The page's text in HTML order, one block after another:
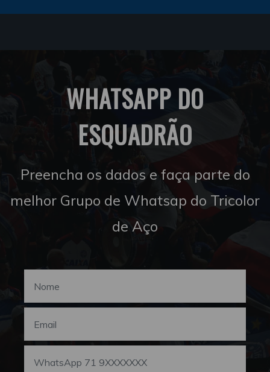
WHATSAPP DO
ESQUADRÃO
Preencha os dados e faça parte do
melhor Grupo de Whatsap do Tricolor
de Aço